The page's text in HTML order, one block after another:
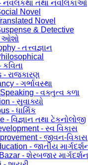
નવલકથા તથા નવલિકાઓ
Novel
Novel
& Detective
ઓશો
- તત્ત્વજ્ઞાન
કવિતા
- રાજકારણ
- ગર્ભાવસ્થા
- વક્તુત્વ કળા
- સુવાક્યો
- ધાર્મિક
- વિજ્ઞાન તથા ટેકનોલોજી
- સ્વ વિકાસ
- જીવન-વિકાસ
- જાતીય
- શેરબજાર માર્ગદર્શન